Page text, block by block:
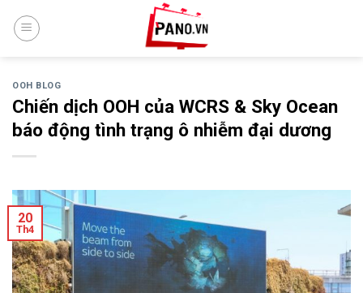
OOH BLOG
Chiến dịch OOH của WCRS & Sky Ocean
báo động tình trạng ô nhiễm đại dương
20
Th4